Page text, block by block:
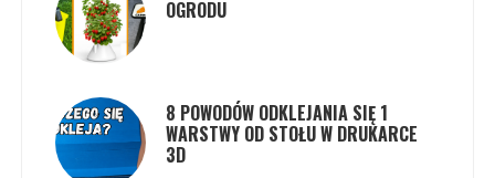
OGRODU
8 POWODÓW ODKLEJANIA SIĘ 1
WARSTWY OD STOŁU W DRUKARCE
3D